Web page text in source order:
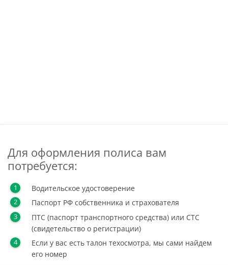
Для оформления полиса вам
потребуется:
Водительское удостоверение
Паспорт РФ собственника и страхователя
ПТС (паспорт транспортного средства) или СТС
(свидетельство о регистрации)
Если у вас есть талон техосмотра, мы сами найдем
его номер